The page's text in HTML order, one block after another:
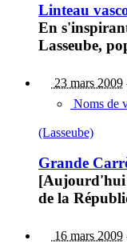
Linteau
En
Lasseube,
23 mars 2009
Noms de
(Lasseube)
Grande
[Aujourd'hui
de la
16 mars 2009